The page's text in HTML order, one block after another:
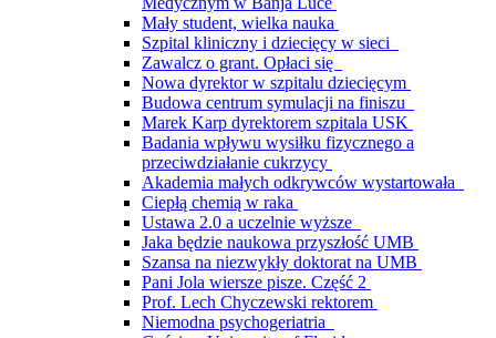
Mały student, wielka nauka
Szpital kliniczny i dziecięcy w sieci
Zawalcz o grant. Opłaci się
Nowa dyrektor w szpitalu dziecięcym
Budowa centrum symulacji na finiszu
Marek Karp dyrektorem szpitala USK
Badania wpływu wysiłku fizycznego a
przeciwdziałanie cukrzycy
Akademia małych odkrywców wystartowała
Ciepłą chemią w raka
Ustawa 2.0 a uczelnie wyższe
Jaka będzie naukowa przyszłość UMB
Szansa na niezwykły doktorat na UMB
Pani Jola wiersze pisze. Część 2
Prof. Lech Chyczewski rektorem
Niemodna psychogeriatria